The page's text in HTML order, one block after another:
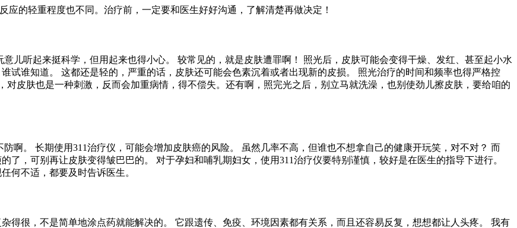
的轻重程度也不同。治疗前，一定要和医生好好沟通，了解清楚再做决定！
儿听起来挺科学，但用起来也得小心。 较常见的，就是皮肤遭罪啊！ 照光后，皮肤可能会变得干燥、发红、甚至起小水
试谁知道。 这都还是轻的，严重的话，皮肤还可能会色素沉着或者出现新的皮损。 照光治疗的时间和频率也得严格控
皮肤也是一种刺激，反而会加重病情，得不偿失。还有啊，照完光之后，别立马就洗澡，也别使劲儿擦皮肤，要给咱的
啊。 长期使用311治疗仪，可能会增加皮肤癌的风险。 虽然几率不高，但谁也不想拿自己的健康开玩笑，对不对？ 而
了，可别再让皮肤变得皱巴巴的。 对于孕妇和哺乳期妇女，使用311治疗仪要特别谨慎，较好是在医生的指导下进行。
何不适，都要及时告诉医生。
得很，不是简单地涂点药就能解决的。 它跟遗传、免疫、环境因素都有关系，而且还容易反复，想想都让人头疼。 我有